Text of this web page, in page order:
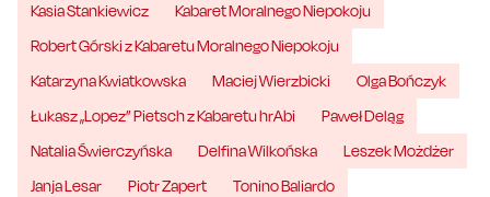
Kasia Stankiewicz
Kabaret Moralnego Niepokoju
Robert Górski z Kabaretu Moralnego Niepokoju
Katarzyna Kwiatkowska
Maciej Wierzbicki
Olga Bończyk
Łukasz „Lopez” Pietsch z Kabaretu hrAbi
Paweł Deląg
Natalia Świerczyńska
Delfina Wilkońska
Leszek Możdżer
Janja Lesar
Piotr Zapert Tonino Baliardo